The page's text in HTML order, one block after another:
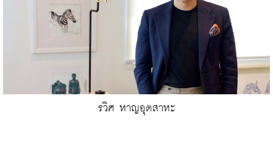
รวิศ หาญอุตสาหะ